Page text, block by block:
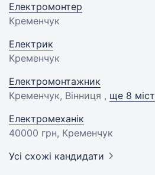
Електромонтер
Кременчук
Електрик
Кременчук
Електромонтажник
Кременчук, Вінниця , ще 8 міст
Електромеханік
40000 грн, Кременчук
Усі схожі кандидати